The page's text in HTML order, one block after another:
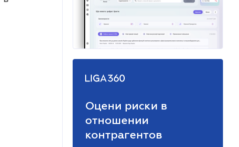
Оцени риски в
отношении
контрагентов